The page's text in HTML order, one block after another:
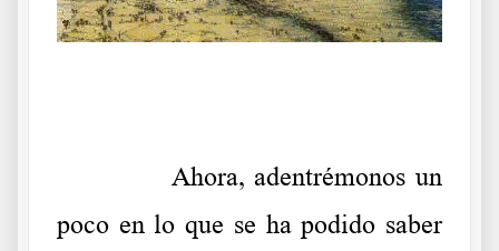
Ahora, adentrémonos un
poco en lo que se ha podido saber